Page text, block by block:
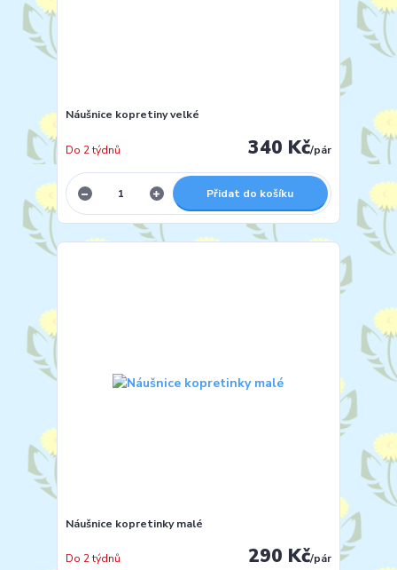
Náušnice kopretiny velké
340 Kč/pár
Do 2 týdnů
Přidat do košíku
Náušnice kopretinky malé
290 Kč/pár
Do 2 týdnů